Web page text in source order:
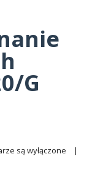
G
są wyłączone
|